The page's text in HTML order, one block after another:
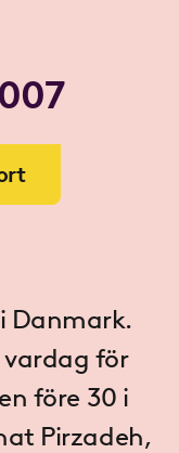
Danmark.
vardag för
före 30 i
Pirzadeh,